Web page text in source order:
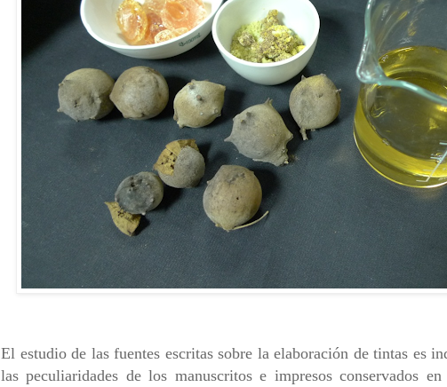
El estudio de las fuentes escritas sobre la elaboración de tintas es
las peculiaridades de los manuscritos e impresos conservados